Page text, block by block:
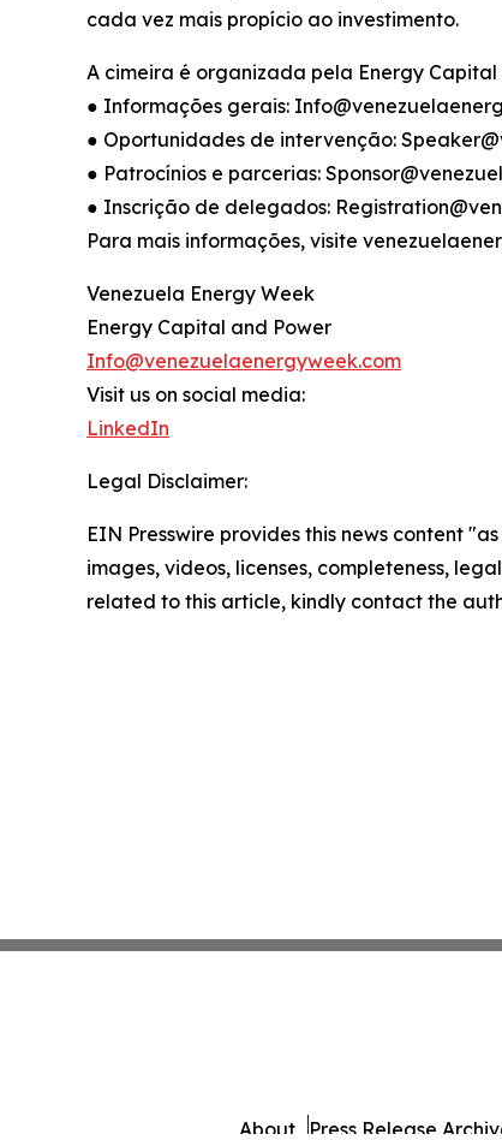
cada vez mais propício ao investimento.
A cimeira é organizada pela Energy
● Informações gerais:
● Oportunidades de intervenção:
● Patrocínios e parcerias:
● Inscrição de delegados:
Para mais informações, visite
Venezuela Energy Week
Energy Capital and Power
Info@venezuelaenergyweek.com
Visit us on social media:
LinkedIn
Legal Disclaimer:
EIN Presswire provides this news content
images, videos, licenses, completeness,
related to this article, kindly contact the
About Press Release